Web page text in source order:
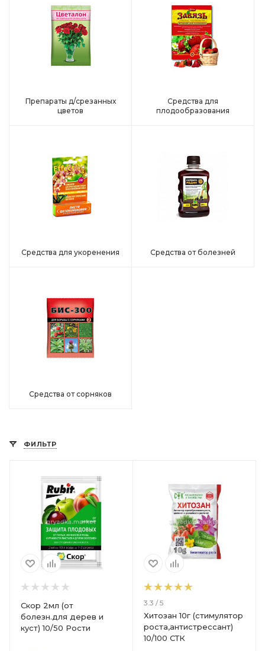
Препараты д/срезанных
цветов
Средства для
плодообразования
Средства для укоренения Средства от болезней
Средства от сорняков
ФИЛЬТР
Скор 2мл (от
болезн.для дерев и
куст) 10/50 Рости
3.3 / 5
Хитозан 10г (стимулятор
роста,антистрессант)
10/100 СТК